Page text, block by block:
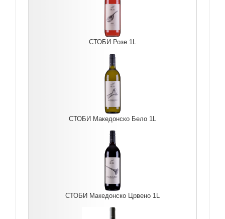
СТОБИ Розе 1L
СТОБИ Македонско Бело 1L
СТОБИ Македонско Црвено 1L